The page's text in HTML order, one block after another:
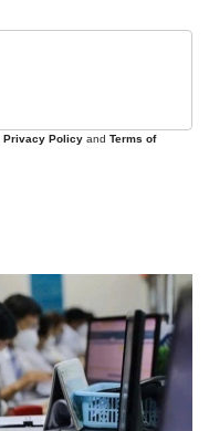
Privacy Policy and Terms of